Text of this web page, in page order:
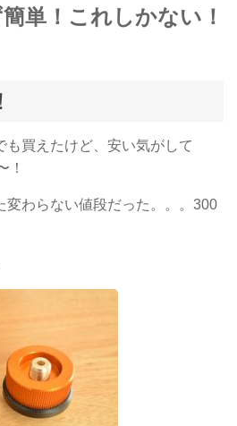
単！これしかない！
も買えたけど、安い気がして
！
変わらない値段だった。。。300